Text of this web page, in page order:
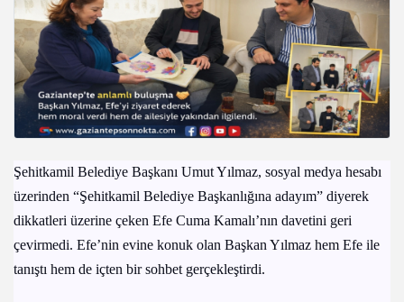
Şehitkamil Belediye Başkanı Umut Yılmaz, sosyal medya hesabı
üzerinden “Şehitkamil Belediye Başkanlığına adayım” diyerek
dikkatleri üzerine çeken Efe Cuma Kamalı’nın davetini geri
çevirmedi. Efe’nin evine konuk olan Başkan Yılmaz hem Efe ile
tanıştı hem de içten bir sohbet gerçekleştirdi.